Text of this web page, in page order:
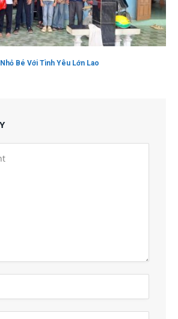
Bé Với Tình Yêu Lớn Lao